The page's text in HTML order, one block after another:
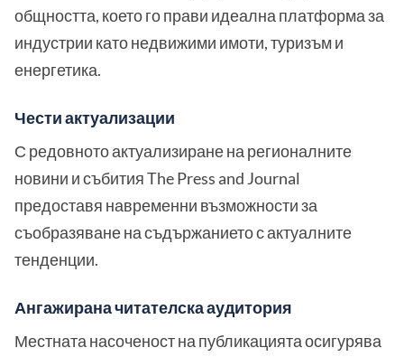
общността, което го прави идеална платформа за
индустрии като недвижими имоти, туризъм и
енергетика.
Чести актуализации
С редовното актуализиране на регионалните
новини и събития The Press and Journal
предоставя навременни възможности за
съобразяване на съдържанието с актуалните
тенденции.
Ангажирана читателска аудитория
Местната насоченост на публикацията осигурява